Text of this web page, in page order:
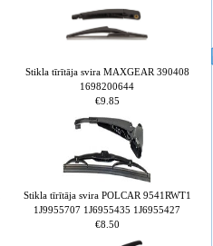
Stikla tīrītāja svira MAXGEAR 390408
1698200644
€9.85
Stikla tīrītāja svira POLCAR 9541RWT1
1J9955707 1J6955435 1J6955427
€8.50